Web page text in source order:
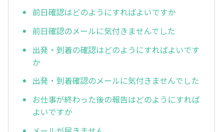
前日確認はどのようにすればよいですか
前日確認のメールに気付きませんでした
出発・到着の確認はどのようにすればよいです
か
出発・到着確認のメールに気付きませんでした
お仕事が終わった後の報告はどのようにすれば
よいですか